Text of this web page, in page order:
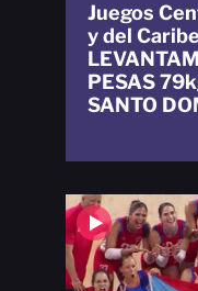
Juegos
y del
PESAS
SANTO